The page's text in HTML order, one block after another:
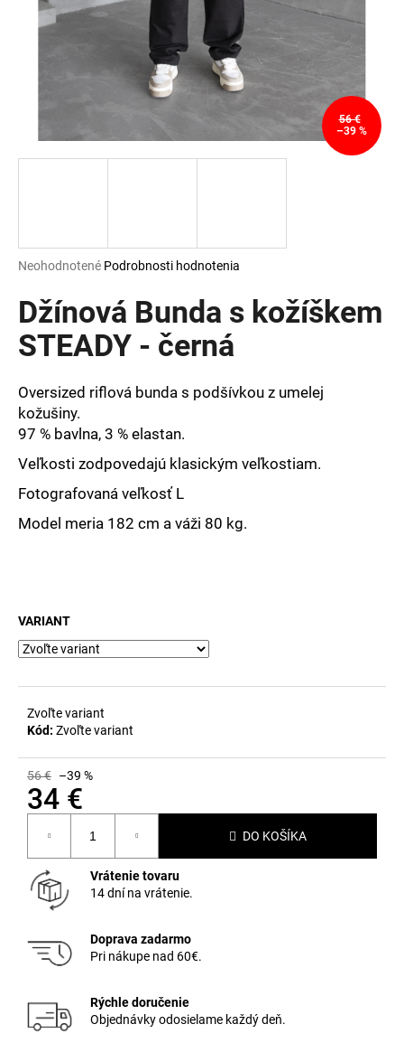
Priemerné
produktu
je
0,0
z
hviezdičiek.
Neohodnotené Podrobnosti hodnotenia
Džínová Bunda s kožíškem
STEADY - černá
Oversized riflová bunda s podšívkou z umelej
kožušiny.
97 % bavlna, 3 % elastan.
Veľkosti zodpovedajú klasickým veľkostiam.
Fotografovaná veľkosť L
Model meria 182 cm a váži 80 kg.
VARIANT
Zvoľte variant
Kód: Zvoľte variant
56 € –39 %
34 €
cena:
DO KOŠÍKA
Vrátenie tovaru
14 dní na vrátenie.
Doprava zadarmo
Pri nákupe nad 60€.
Rýchle doručenie
Objednávky odosielame každý deň.
56 €
–39 %
d
p
o
ú
č
a
e